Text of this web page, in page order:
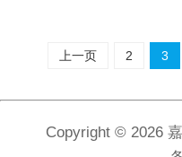
上一页 2 3
Copyright © 2026